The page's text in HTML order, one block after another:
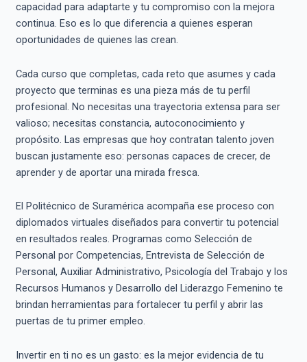
capacidad para adaptarte y tu compromiso con la mejora
continua. Eso es lo que diferencia a quienes esperan
oportunidades de quienes las crean.
Cada curso que completas, cada reto que asumes y cada
proyecto que terminas es una pieza más de tu perfil
profesional. No necesitas una trayectoria extensa para ser
valioso; necesitas constancia, autoconocimiento y
propósito. Las empresas que hoy contratan talento joven
buscan justamente eso: personas capaces de crecer, de
aprender y de aportar una mirada fresca.
El Politécnico de Suramérica acompaña ese proceso con
diplomados virtuales diseñados para convertir tu potencial
en resultados reales. Programas como Selección de
Personal por Competencias, Entrevista de Selección de
Personal, Auxiliar Administrativo, Psicología del Trabajo y los
Recursos Humanos y Desarrollo del Liderazgo Femenino te
brindan herramientas para fortalecer tu perfil y abrir las
puertas de tu primer empleo.
Invertir en ti no es un gasto: es la mejor evidencia de tu